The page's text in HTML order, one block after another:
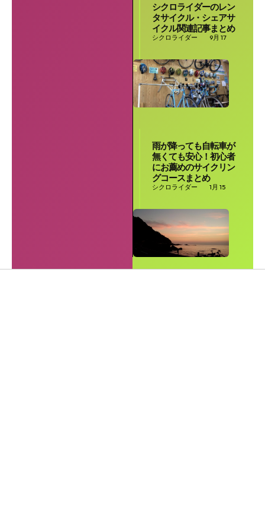
シクロライダーのレン
タサイクル・シェアサ
イクル関連記事まとめ
シクロライダー 9月 17
雨が降っても自転車が
無くても安心！初心者
にお薦めのサイクリン
グコースまとめ
シクロライダー 1月 15